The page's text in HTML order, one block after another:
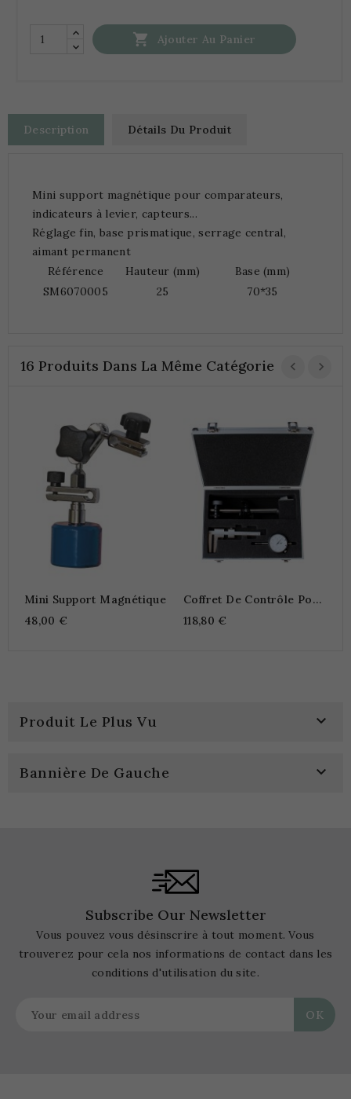
 Ajouter Au Panier
Description Détails Du Produit
Mini support magnétique pour comparateurs,
indicateurs à levier, capteurs...
Réglage fin, base prismatique, serrage central,
aimant permanent
Référence
Hauteur (mm)
Base (mm)
SM6070005
25 70*35
16 Produits Dans La Même Catégorie
Mini Support Magnétique
48,00 €
Coffret De Contrôle Pour
Disques De Freins
118,80 €
Produit Le Plus Vu 
Bannière De Gauche 
Subscribe Our Newsletter
Vous pouvez vous désinscrire à tout moment. Vous
trouverez pour cela nos informations de contact dans les
conditions d'utilisation du site.